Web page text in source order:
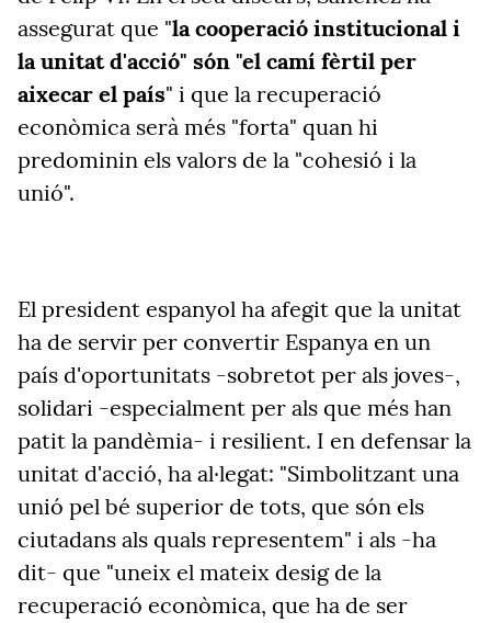
assegurat que "la cooperació institucional i
la unitat d'acció" són "el camí fèrtil per
aixecar el país" i que la recuperació
econòmica serà més "forta" quan hi
predominin els valors de la "cohesió i la
unió".
El president espanyol ha afegit que la unitat
ha de servir per convertir Espanya en un
país d'oportunitats -sobretot per als joves-,
solidari -especialment per als que més han
patit la pandèmia- i resilient. I en defensar la
unitat d'acció, ha al·legat: "Simbolitzant una
unió pel bé superior de tots, que són els
ciutadans als quals representem" i als -ha
dit- que "uneix el mateix desig de la
recuperació econòmica, que ha de ser